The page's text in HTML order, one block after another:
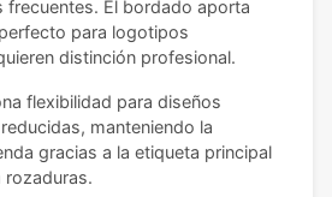
frecuentes. El bordado aporta
para logotipos
distinción profesional.
flexibilidad para diseños
manteniendo la
gracias a la etiqueta principal
rozaduras.